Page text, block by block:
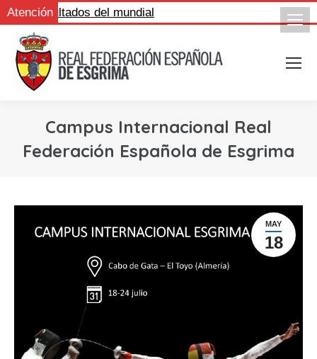
Atención
los resultados del mundial
Campus Internacional Real
Federación Española de Esgrima
MAY
18